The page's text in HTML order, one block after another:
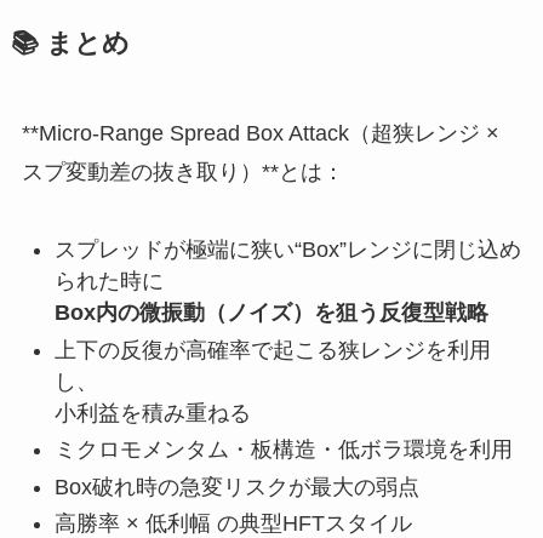
📚 まとめ
**Micro-Range Spread Box Attack（超狭レンジ ×
スプ変動差の抜き取り）**とは：
スプレッドが極端に狭い“Box”レンジに閉じ込め
られた時に
Box内の微振動（ノイズ）を狙う反復型戦略
上下の反復が高確率で起こる狭レンジを利用
し、
小利益を積み重ねる
ミクロモメンタム・板構造・低ボラ環境を利用
Box破れ時の急変リスクが最大の弱点
高勝率 × 低利幅 の典型HFTスタイル